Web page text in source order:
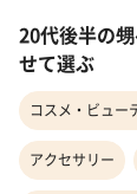
20代後半の
せて選ぶ
コスメ・ビュー
アクセサリー